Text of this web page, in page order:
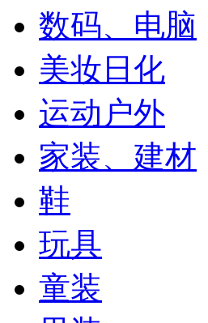
数码、电脑
美妆日化
运动户外
家装、建材
鞋
玩具
童装